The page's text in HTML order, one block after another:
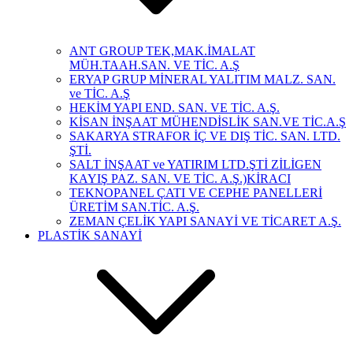
ANT GROUP TEK,MAK.İMALAT
MÜH.TAAH.SAN. VE TİC. A.Ş
ERYAP GRUP MİNERAL YALITIM MALZ. SAN.
ve TİC. A.Ş
HEKİM YAPI END. SAN. VE TİC. A.Ş.
KİSAN İNŞAAT MÜHENDİSLİK SAN.VE TİC.A.Ş
SAKARYA STRAFOR İÇ VE DIŞ TİC. SAN. LTD.
ŞTİ.
SALT İNŞAAT ve YATIRIM LTD.ŞTİ ZİLİGEN
KAYIŞ PAZ. SAN. VE TİC. A.Ş.)KİRACI
TEKNOPANEL ÇATI VE CEPHE PANELLERİ
ÜRETİM SAN.TİC. A.Ş.
ZEMAN ÇELİK YAPI SANAYİ VE TİCARET A.Ş.
PLASTİK SANAYİ